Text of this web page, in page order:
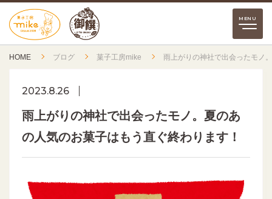
HOME ブログ 菓子工房mike 雨上がりの神社で出会ったモノ
2023.8.26
雨上がりの神社で出会ったモノ。夏のあ
の人気のお菓子はもう直ぐ終わります！